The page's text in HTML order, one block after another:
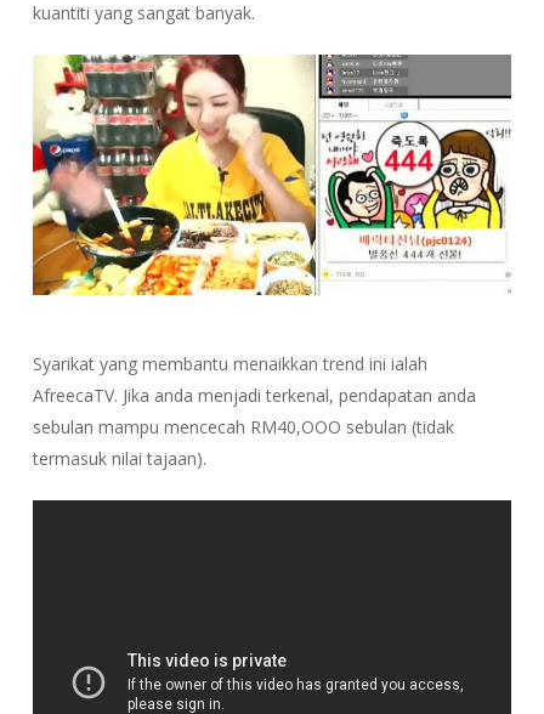
kuantiti yang sangat banyak.
Syarikat yang membantu menaikkan trend ini ialah
AfreecaTV. Jika anda menjadi terkenal, pendapatan anda
sebulan mampu mencecah RM40,OOO sebulan (tidak
termasuk nilai tajaan).